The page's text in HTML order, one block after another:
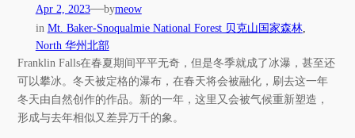
Apr 2, 2023—bymeow
in Mt. Baker-Snoqualmie National Forest 贝克山国家森林
North 华州北部
Franklin Falls在春夏期间平平无奇，但是冬季就成了冰瀑，甚至还
可以攀冰。冬天被定格的瀑布，在春天将会被融化，刷去这一年
冬天由自然创作的作品。新的一年，这里又会被气候重新塑造，
形成与去年相似又差异万千的象。